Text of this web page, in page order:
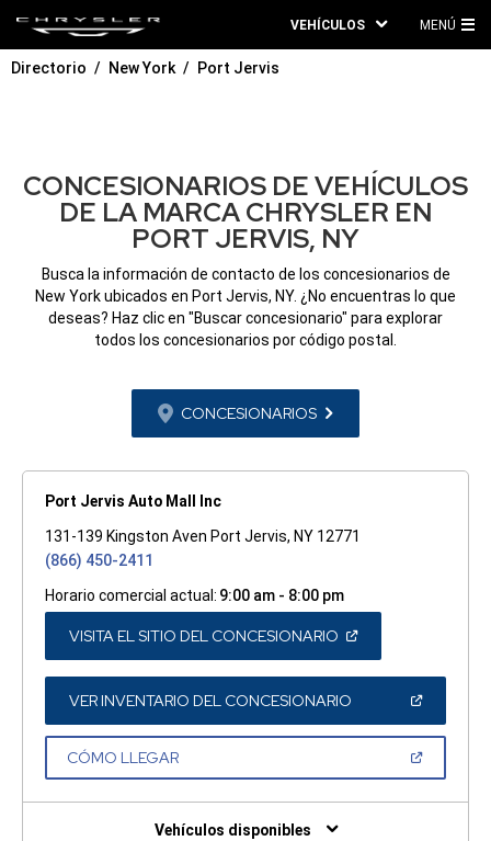
VEHÍCULOS MENÚ
Directorio New York Port Jervis
CONCESIONARIOS DE VEHÍCULOS
DE LA MARCA CHRYSLER EN
PORT JERVIS, NY
Busca la información de contacto de los concesionarios de
New York ubicados en Port Jervis, NY. ¿No encuentras lo que
deseas? Haz clic en "Buscar concesionario" para explorar
todos los concesionarios por código postal.
CONCESIONARIOS
Port Jervis Auto Mall Inc
131-139 Kingston Aven Port Jervis, NY 12771
(866) 450-2411
Horario comercial actual: 9:00 am - 8:00 pm
VISITA EL SITIO DEL CONCESIONARIO(ABRIR
UNA
VENTANA
NUEVA)
VER INVENTARIO DEL CONCESIONARIO(ABRIR
UNA
CÓMO LLEGAR(ABRIR
VENTANA
Vehículos disponibles